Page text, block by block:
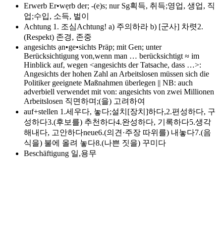
Erwerb Er•wẹrb der; -(e)s; nur Sg획득, 취득;영업, 생업, 직
업;수입, 소득, 벌이
Achtung 1. 조심Achtung! a) 주의하라 b) [군사] 차렷2.
(Respekt) 존경, 존중
angesichts ạn•ge•sichts Präp; mit Gen; unter
Berücksichtigung von,wenn man … berücksichtigt ≈ im
Hinblick auf, wegen <angesichts der Tatsache, dass …>:
Angesichts der hohen Zahl an Arbeitslosen müssen sich die
Politiker geeignete Maßnahmen überlegen || NB: auch
adverbiell verwendet mit von: angesichts von zwei Millionen
Arbeitslosen 직면하며;(을) 고려하여
auf+stellen 1.세우다, 놓다;설치[장치]하다,2.편성하다, 구
성하다3.(후보를) 추천하다4.완성하다, 기록하다5.생각
해내다, 고안하다neue6.(의견·주장 따위를) 내놓다7.(음
식을) 불에 올려 놓다8.(나쁜 짓을) 꾸미다
Beschäftigung 일,용무